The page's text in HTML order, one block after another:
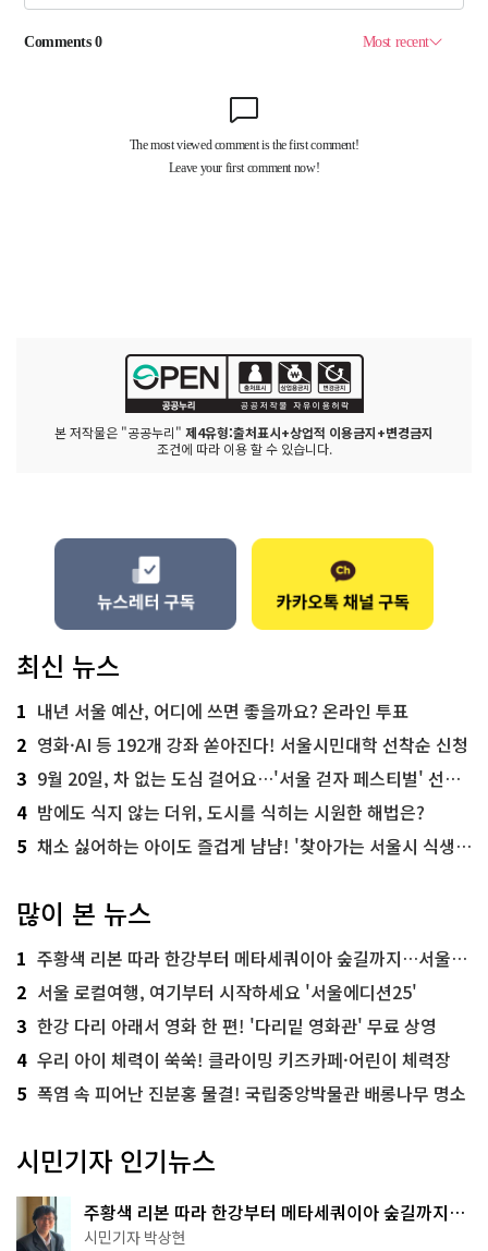
본 저작물은 "공공누리" 제4유형:출처표시+상업적 이용금지+변경금지
조건에 따라 이용 할 수 있습니다.
최신 뉴스
1 내년 서울 예산, 어디에 쓰면 좋을까요? 온라인 투표
2 영화·AI 등 192개 강좌 쏟아진다! 서울시민대학 선착순 신청
3 9월 20일, 차 없는 도심 걸어요…'서울 걷자 페스티벌' 선착순 5천명
4 밤에도 식지 않는 더위, 도시를 식히는 시원한 해법은?
5 채소 싫어하는 아이도 즐겁게 냠냠! '찾아가는 서울시 식생활 교육' 현장
많이 본 뉴스
1 주황색 리본 따라 한강부터 메타세쿼이아 숲길까지…서울둘레길 15코스
2 서울 로컬여행, 여기부터 시작하세요 '서울에디션25'
3 한강 다리 아래서 영화 한 편! '다리밑 영화관' 무료 상영
4 우리 아이 체력이 쑥쑥! 클라이밍 키즈카페·어린이 체력장
5 폭염 속 피어난 진분홍 물결! 국립중앙박물관 배롱나무 명소
시민기자 인기뉴스
주황색 리본 따라 한강부터 메타세쿼이아 숲길까지…
서울둘레길 15코스
시민기자 박상현